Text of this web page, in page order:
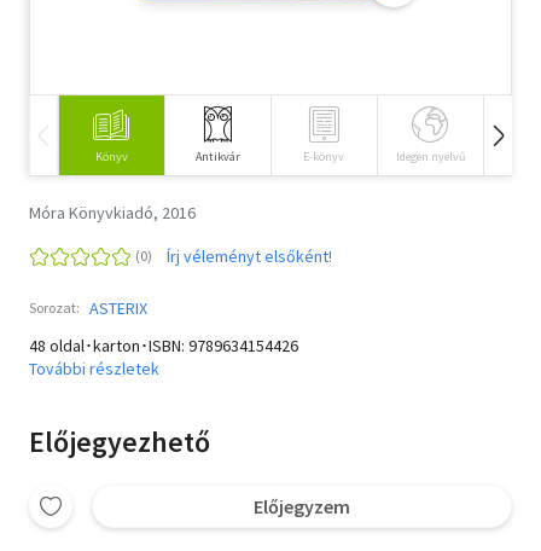
Történelem
Könyv Antikvár E-könyv Idegen nyelvű
Móra Könyvkiadó, 2016
Írj véleményt elsőként!
Sorozat: ASTERIX
48 oldal･karton･ISBN: 9789634154426
További részletek
Előjegyezhető
Előjegyzem